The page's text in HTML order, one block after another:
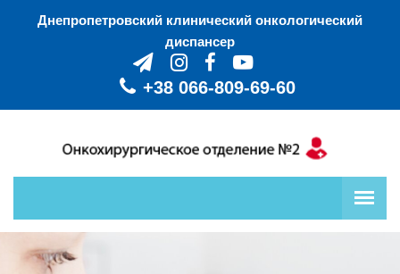
Днепропетровский клинический онкологический
диспансер
+38 ‎066-809-69-60